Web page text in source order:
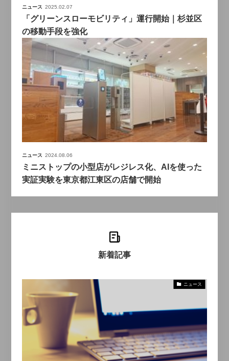
ニュース 2025.02.07
「グリーンスローモビリティ」運行開始｜杉並区
の移動手段を強化
ニュース 2024.08.06
ミニストップの小型店がレジレス化、AIを使った
実証実験を東京都江東区の店舗で開始
新着記事
ニュース